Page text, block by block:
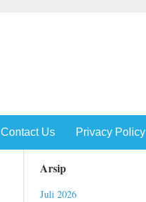
Contact Us Privacy Policy
Arsip
Juli 2026